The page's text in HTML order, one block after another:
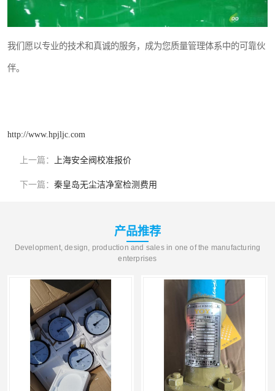
我们愿以专业的技术和真诚的服务，成为您质量管理体系中的可靠伙
伴。
http://www.hpjljc.com
上一篇： 上海安全阀校准报价
下一篇： 秦皇岛无尘洁净室检测费用
产品推荐
Development, design, production and sales in one of the manufacturing
enterprises